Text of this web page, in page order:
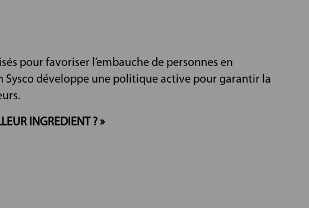
pour favoriser l’embauche de personnes en
développe une politique active pour garantir la
INGREDIENT ? »